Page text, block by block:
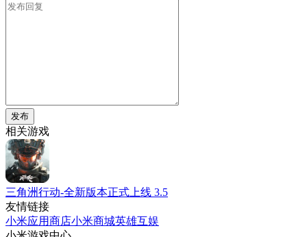
发布
相关游戏
三角洲行动-全新版本正式上线 3.5
友情链接
小米应用商店小米商城英雄互娱